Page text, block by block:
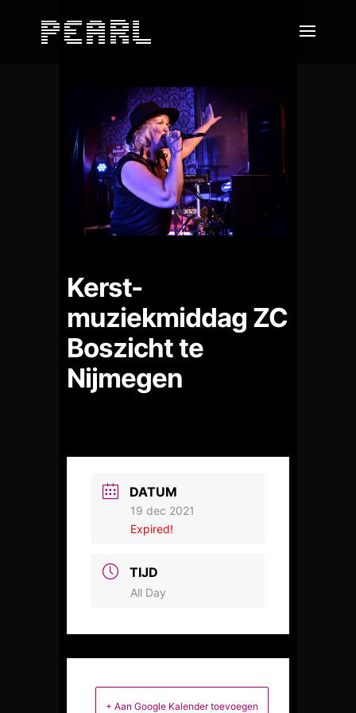
Kerst-
muziekmiddag ZC
Boszicht te
Nijmegen
DATUM
19 dec 2021
Expired!
TIJD
All Day
+ Aan Google Kalender toevoegen